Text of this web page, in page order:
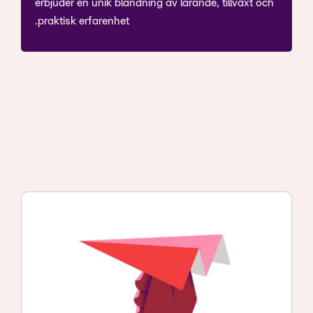
erbjuder en unik blandning av lärande, tillväxt och
praktisk erfarenhet.